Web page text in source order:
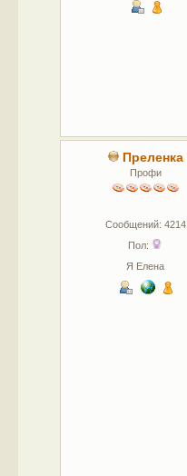
Преленка
Профи
Сообщений: 4214
Пол:
Я Елена